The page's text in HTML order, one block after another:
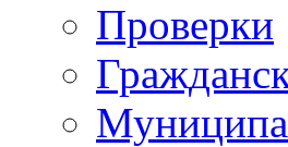
Проверки